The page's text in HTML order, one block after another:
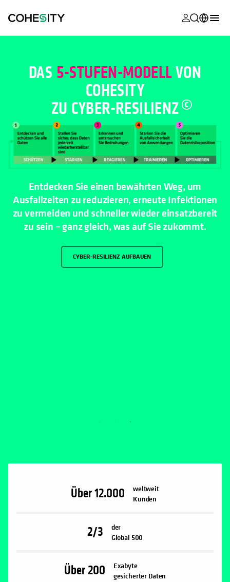
wird in
wird in
wird in
Support
wird in
wird in
Academy
wird in
Cohesity
wird in
Partner
wird in
English (U.S.)
日本語 (Japan)
Português (Brazil)
한국어 (South
Korea)
Español (Spain)
DAS 5-STUFEN-MODELLVON
COHESITY
ZU CYBER-RESILIENZ
Entdecken Sie einen bewährten Weg, um
Ausfallzeiten zu reduzieren, erneute Infektionen
zu vermeiden und schneller wieder einsatzbereit
zu sein – ganz gleich, was auf Sie zukommt.
CYBER-RESILIENZ AUFBAUEN
Über12.000
weltweit
Kunden
2/3
der
Global 500
Über200
Exabyte
gesicherter Daten